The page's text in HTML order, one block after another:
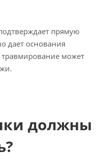
прямую
дает основания
травмирование может
должны